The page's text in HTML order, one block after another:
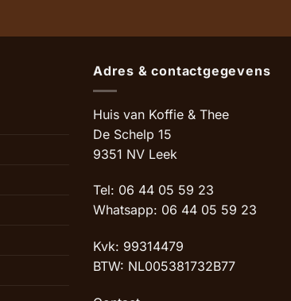
Adres & contactgegevens
Huis van Koffie & Thee
De Schelp 15
9351 NV Leek
Tel: 06 44 05 59 23
Whatsapp: 06 44 05 59 23
Kvk: 99314479
BTW: NL005381732B77